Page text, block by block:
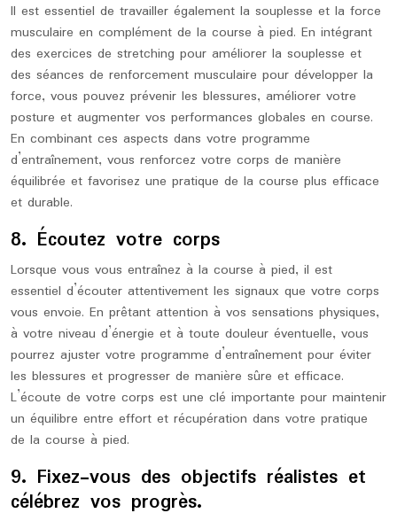
Il est essentiel de travailler également la souplesse et la force
musculaire en complément de la course à pied. En intégrant
des exercices de stretching pour améliorer la souplesse et
des séances de renforcement musculaire pour développer la
force, vous pouvez prévenir les blessures, améliorer votre
posture et augmenter vos performances globales en course.
En combinant ces aspects dans votre programme
d’entraînement, vous renforcez votre corps de manière
équilibrée et favorisez une pratique de la course plus efficace
et durable.
8. Écoutez votre corps
Lorsque vous vous entraînez à la course à pied, il est
essentiel d’écouter attentivement les signaux que votre corps
vous envoie. En prêtant attention à vos sensations physiques,
à votre niveau d’énergie et à toute douleur éventuelle, vous
pourrez ajuster votre programme d’entraînement pour éviter
les blessures et progresser de manière sûre et efficace.
L’écoute de votre corps est une clé importante pour maintenir
un équilibre entre effort et récupération dans votre pratique
de la course à pied.
9. Fixez-vous des objectifs réalistes et
célébrez vos progrès.